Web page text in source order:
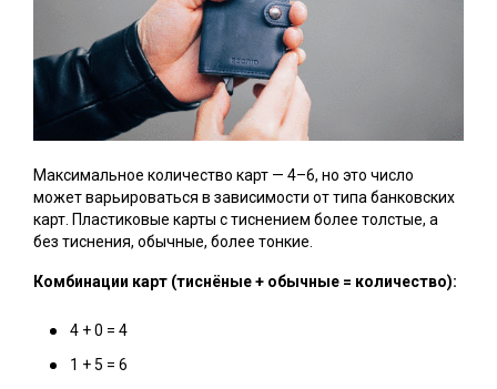
Максимальное количество карт — 4–6, но это число
может варьироваться в зависимости от типа банковских
карт. Пластиковые карты с тиснением более толстые, а
без тиснения, обычные, более тонкие.
Комбинации карт (тиснёные + обычные = количество):
4 + 0 = 4
1 + 5 = 6